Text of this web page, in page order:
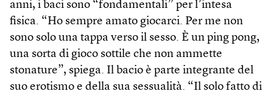
anni, i baci sono “fondamentali” per l’intesa
fisica. “Ho sempre amato giocarci. Per me non
sono solo una tappa verso il sesso. È un ping pong,
una sorta di gioco sottile che non ammette
stonature”, spiega. Il bacio è parte integrante del
suo erotismo e della sua sessualità. “Il solo fatto di